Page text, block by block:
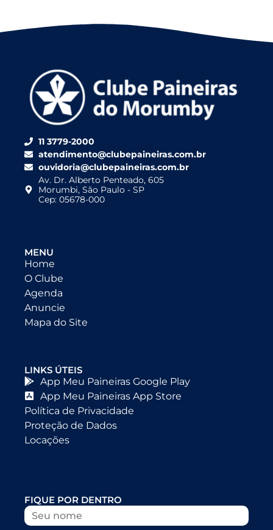
11 3779-2000
atendimento@clubepaineiras.com.br
ouvidoria@clubepaineiras.com.br
Av. Dr. Alberto Penteado, 605
Morumbi, São Paulo - SP
Cep: 05678-000
MENU
Home
O Clube
Agenda
Anuncie
Mapa do Site
LINKS ÚTEIS
App Meu Paineiras Google Play
App Meu Paineiras App Store
Política de Privacidade
Proteção de Dados
Locações
FIQUE POR DENTRO